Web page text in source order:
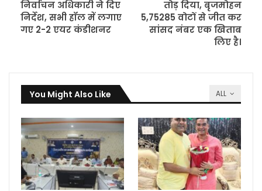
निर्वाचन अधिकारी ने दिए
निर्देश, सभी हॉल में लगाए
गए 2-2 एयर कंडीशनर
तोड़ दिया, बृजमोहन
5,75285 वोटों से जीत कर
सांसद नंबर एक खिताब
लिए है।
ALL
You Might Also Like